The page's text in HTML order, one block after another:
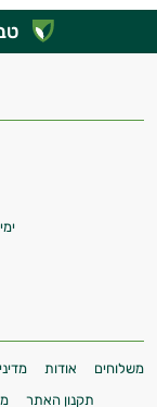
משלוחים אודות
תקנון האתר